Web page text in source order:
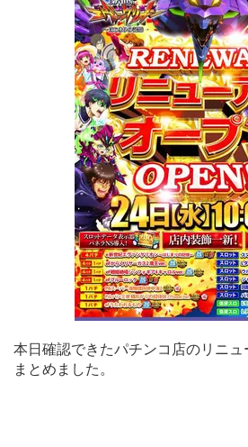
本日確認できたパチンコ店のリニ
まとめました。